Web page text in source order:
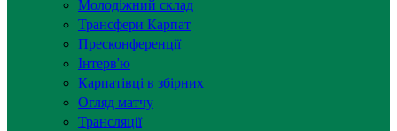
Молодіжний склад
Трансфери Карпат
Пресконференції
Інтерв’ю
Карпатівці в збірних
Огляд матчу
Трансляції